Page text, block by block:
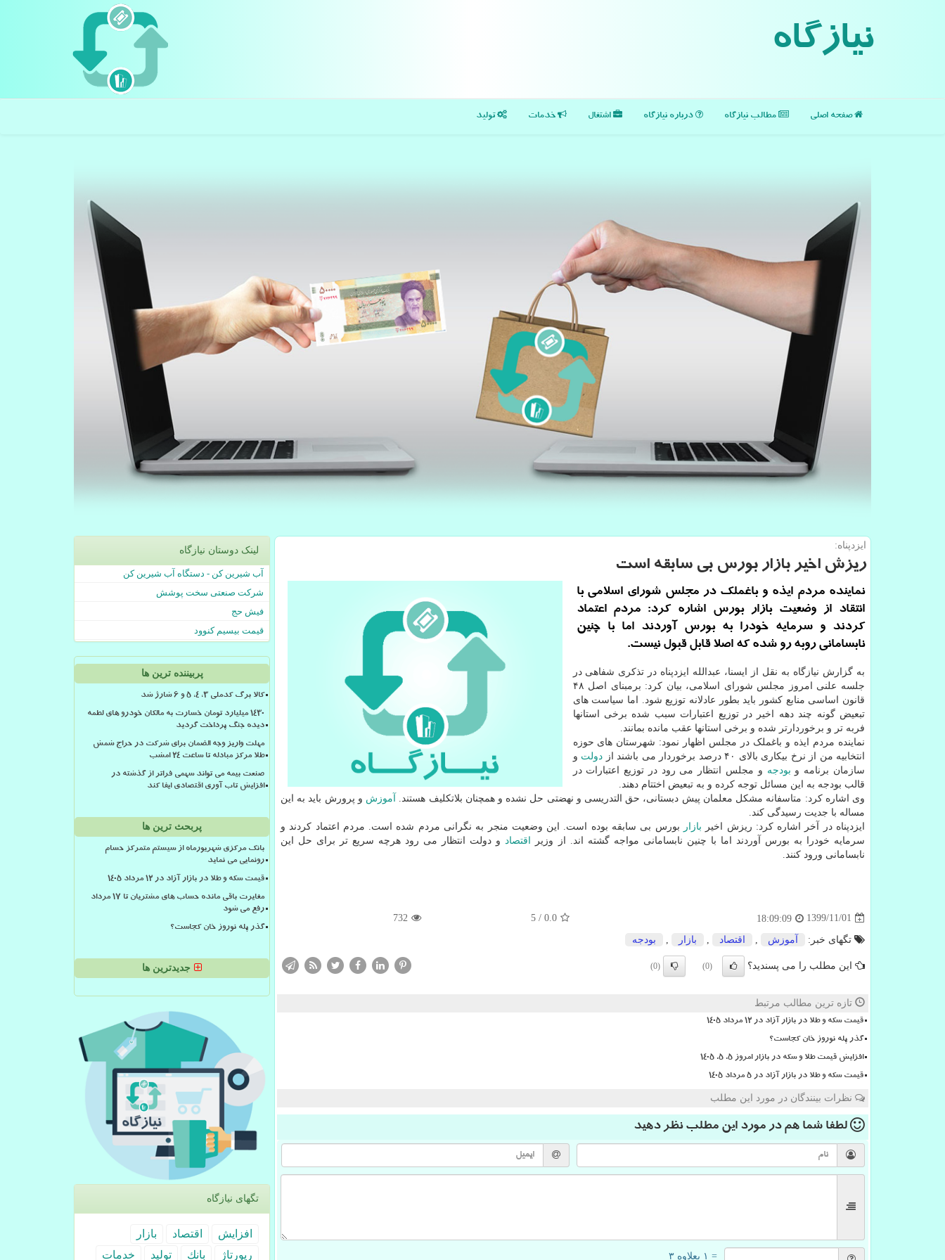
نیازگاه
صفحه اصلی مطالب نیازگاه درباره نیازگاه اشتغال خدمات تولید
ایزدپناه:
ریزش اخیر بازار بورس بی سابقه است
نماینده مردم ایذه و باغملک در مجلس شورای اسلامی با
انتقاد از وضعیت بازار بورس اشاره کرد: مردم اعتماد
کردند و سرمایه خودرا به بورس آوردند اما با چنین
نابسامانی روبه رو شده که اصلا قابل قبول نیست.
به گزارش نیازگاه به نقل از ایسنا، عبدالله ایزدپناه در تذکری شفاهی در
جلسه علنی امروز مجلس شورای اسلامی، بیان کرد: برمبنای اصل ۴۸
قانون اساسی منابع کشور باید بطور عادلانه توزیع شود. اما سیاست های
تبعیض گونه چند دهه اخیر در توزیع اعتبارات سبب شده برخی استانها
فربه تر و برخوردارتر شده و برخی استانها عقب مانده بمانند.
نماینده مردم ایذه و باغملک در مجلس اظهار نمود: شهرستان های حوزه
انتخابیه من از نرخ بیکاری بالای ۴۰ درصد برخوردار می باشند از
دولت و
سازمان برنامه و بودجه و مجلس انتظار می رود در توزیع اعتبارات در
قالب بودجه به این مسائل توجه کرده و به تبعیض اختتام دهند.
وی اشاره کرد: متاسفانه مشکل معلمان پیش دبستانی، حق التدریسی و نهضتی حل نشده و همچنان بلاتکلیف هستند.
آموزش و پرورش باید به این
مساله با جدیت رسیدگی کند.
ایزدپناه در آخر اشاره کرد: ریزش اخیر بازار
بورس بی سابقه بوده است. این وضعیت منجر به نگرانی مردم شده است. مردم اعتماد کردند و
سرمایه خودرا به بورس آوردند اما با چنین نابسامانی مواجه گشته اند. از وزیر
اقتصادو دولت انتظار می رود هرچه سریع تر برای حل این
نابسامانی ورود کنند.
1399/11/01
18:09:09
0.0
/
5
732
تگهای خبر: آموزش اقتصاد بازار بودجه
این مطلب را می پسندید؟ (0)
(0)
تازه ترین مطالب مرتبط
قیمت سکه و طلا در بازار آزاد در ۱۲ مرداد ۱۴۰۵
گذر پله نوروز خان کجاست؟
افزایش قیمت طلا و سکه در بازار امروز ۵. ۵. ۱۴۰۵
قیمت سکه و طلا در بازار آزاد در ۵ مرداد ۱۴۰۵
نظرات بینندگان در مورد این مطلب
لطفا شما همدر مورد این مطلب نظر دهید
= ۱ بعلاوه ۳
لینک دوستان نیازگاه
آب شیرین کن - دستگاه آب شیرین کن
شرکت صنعتی سخت پوشش
فیش حج
قیمت بیسیم کنوود
پربیننده ترین ها
کالا برگ کدملی 3، 4، 5 و 6 شارژ شد
۱۴۳۰ میلیارد تومان خسارت به مالکان خودرو های لطمه
دیده جنگ پرداخت گردید
مهلت واریز وجه الضمان برای شرکت در حراج شمش
طلا مرکز مبادله تا ساعت ۲۴ امشب
صنعت بیمه می تواند سهمی فراتر از گذشته در
افزایش تاب آوری اقتصادی ایفا کند
پربحث ترین ها
بانک مرکزی شهریورماه از سیستم متمرکز حسام
رونمایی می نماید
قیمت سکه و طلا در بازار آزاد در ۱۲ مرداد ۱۴۰۵
مغایرت باقی مانده حساب های مشتریان تا 17 مرداد
رفع می شود
گذر پله نوروز خان کجاست؟
جدیدترین ها
تگهای نیازگاه
افزایش اقتصاد
بازار
رپورتاژ
بانك تولید خدمات